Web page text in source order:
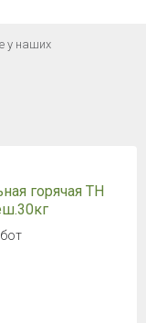
у наших
горячая ТН